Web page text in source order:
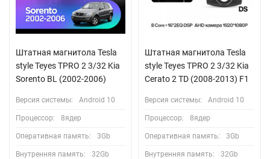
Штатная магнитола Tesla
style Teyes TPRO 2 3/32 Kia
Sorento BL (2002-2006)
Версия системы: Android 10
Процессор: 8ядер
Оперативная память: 3Gb
Внутренняя память: 32Gb
Штатная магнитола Tesla
style Teyes TPRO 2 3/32 Kia
Cerato 2 TD (2008-2013) F1
Версия системы: Android 10
Процессор: 8ядер
Оперативная память: 3Gb
Внутренняя память: 32Gb